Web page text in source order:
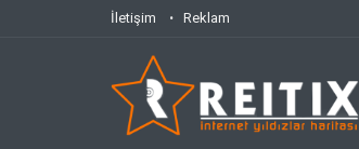
İletişim Reklam